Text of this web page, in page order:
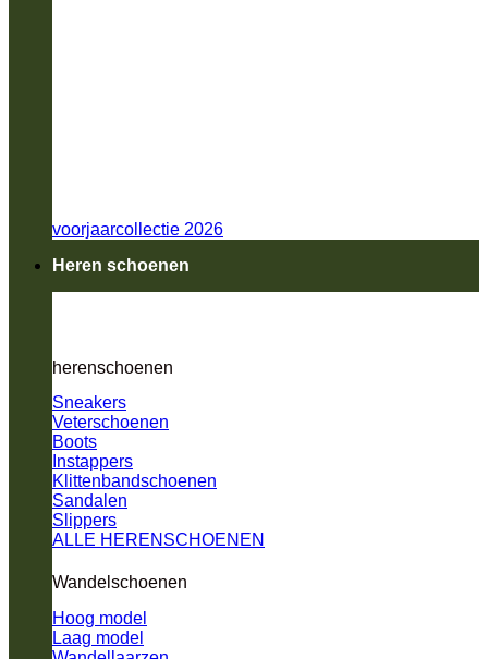
voorjaarcollectie 2026
Heren schoenen
herenschoenen
Sneakers
Veterschoenen
Boots
Instappers
Klittenbandschoenen
Sandalen
Slippers
ALLE HERENSCHOENEN
Wandelschoenen
Hoog model
Laag model